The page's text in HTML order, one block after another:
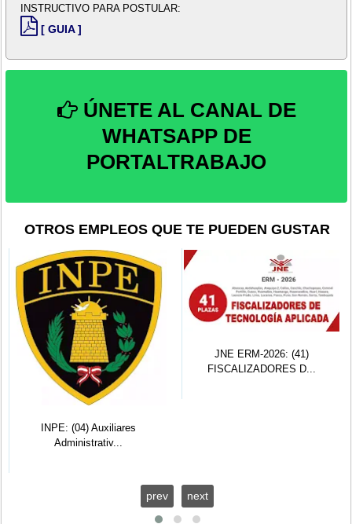
INSTRUCTIVO PARA POSTULAR:
[ GUIA ]
ÚNETE AL CANAL DE
WHATSAPP DE
PORTALTRABAJO
OTROS EMPLEOS QUE TE PUEDEN GUSTAR
INPE: (04) Auxiliares
Administrativ...
JNE ERM-2026: (41)
FISCALIZADORES D...
prev next